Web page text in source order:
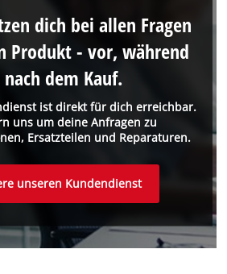
ist direkt für dich erreichbar.
uns um deine Anfragen zu
Ersatzteilen und Reparaturen.
dich bei allen Fragen
Produkt - vor, während
dem Kauf.
unseren Kundendienst